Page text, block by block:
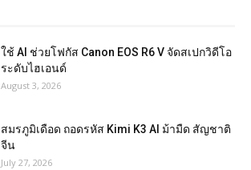
ใช้ AI ช่วยโฟกัส Canon EOS R6 V จัดสเปกวิดีโอ
ระดับไฮเอนด์
August 3, 2026
สมรภูมิเดือด ถอดรหัส Kimi K3 AI ม้ามืด สัญชาติ
จีน
July 27, 2026